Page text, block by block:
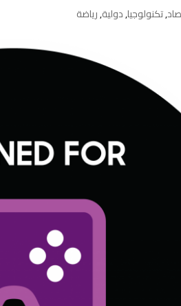
,تكنولوجيا,دولية,رياضة